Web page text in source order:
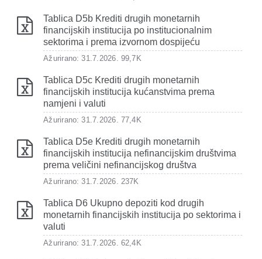
Tablica D5b Krediti drugih monetarnih
financijskih institucija po institucionalnim
sektorima i prema izvornom dospijeću
Ažurirano: 31.7.2026. 99,7K
Tablica D5c Krediti drugih monetarnih
financijskih institucija kućanstvima prema
namjeni i valuti
Ažurirano: 31.7.2026. 77,4K
Tablica D5e Krediti drugih monetarnih
financijskih institucija nefinancijskim društvima
prema veličini nefinancijskog društva
Ažurirano: 31.7.2026. 237K
Tablica D6 Ukupno depoziti kod drugih
monetarnih financijskih institucija po sektorima i
valuti
Ažurirano: 31.7.2026. 62,4K